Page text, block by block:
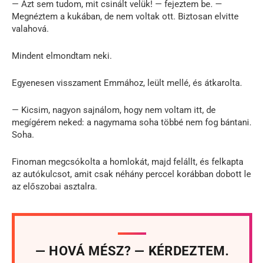
— Azt sem tudom, mit csinált velük! — fejeztem be. —
Megnéztem a kukában, de nem voltak ott. Biztosan elvitte
valahová.
Mindent elmondtam neki.
Egyenesen visszament Emmához, leült mellé, és átkarolta.
— Kicsim, nagyon sajnálom, hogy nem voltam itt, de
megígérem neked: a nagymama soha többé nem fog bántani.
Soha.
Finoman megcsókolta a homlokát, majd felállt, és felkapta
az autókulcsot, amit csak néhány perccel korábban dobott le
az előszobai asztalra.
— HOVÁ MÉSZ? — KÉRDEZTEM.